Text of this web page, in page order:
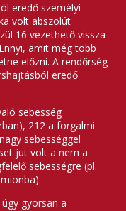
eredő személyi
volt abszolút
16 vezethető vissza
amit még több
előzni. A rendőrség
eredő
sebesség
212 a forgalmi
sebességgel
jut volt a nem a
sebességre (pl.
gyorsan a